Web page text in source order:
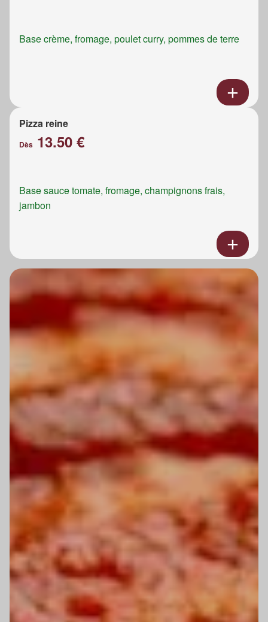
Base crème, fromage, poulet curry, pommes de terre
Pizza reine
Dès 13.50 €
Base sauce tomate, fromage, champignons frais,
jambon